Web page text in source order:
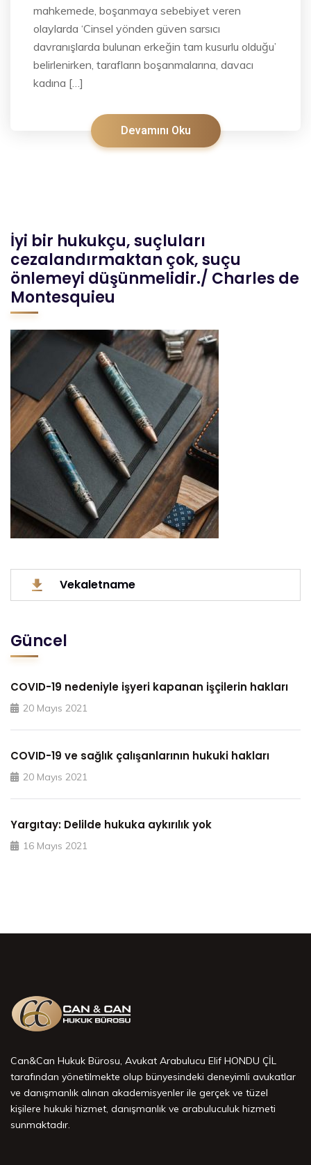
mahkemede, boşanmaya sebebiyet veren
olaylarda ‘Cinsel yönden güven sarsıcı
davranışlarda bulunan erkeğin tam kusurlu olduğu’
belirlenirken, tarafların boşanmalarına, davacı
kadına […]
Devamını Oku
İyi bir hukukçu, suçluları
cezalandırmaktan çok, suçu
önlemeyi düşünmelidir./ Charles de
Montesquieu
Vekaletname
Güncel
COVID-19 nedeniyle işyeri kapanan işçilerin hakları
20 Mayıs 2021
COVID-19 ve sağlık çalışanlarının hukuki hakları
20 Mayıs 2021
Yargıtay: Delilde hukuka aykırılık yok
16 Mayıs 2021
Can&Can Hukuk Bürosu, Avukat Arabulucu Elif HONDU ÇİL
tarafından yönetilmekte olup bünyesindeki deneyimli avukatlar
ve danışmanlık alınan akademisyenler ile gerçek ve tüzel
kişilere hukuki hizmet, danışmanlık ve arabuluculuk hizmeti
sunmaktadır.